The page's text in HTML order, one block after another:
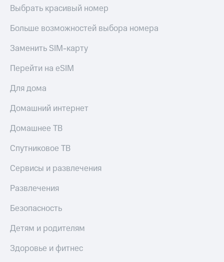
Выбрать красивый номер
Больше возможностей выбора номера
Заменить SIM-карту
Перейти на eSIM
Для дома
Домашний интернет
Домашнее ТВ
Спутниковое ТВ
Сервисы и развлечения
Развлечения
Безопасность
Детям и родителям
Здоровье и фитнес